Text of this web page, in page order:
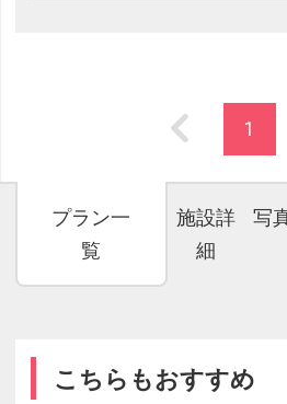
1
プラン一
覧
施設詳
細
写
こちらもおすすめ